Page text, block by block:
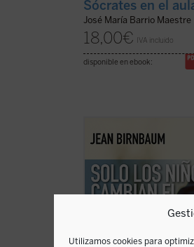
Utilizamos cookies para
Sócrates en el
José María Barrio Maestre
18,00€ IVA incluido
disponible en ebook:
Birnbaum retoma, tras
, el pulso de la
introspección con una
aparentemente sencilla:
cuando llega un hijo al
pasando por Roland ...